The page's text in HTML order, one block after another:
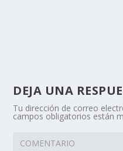
DEJA UNA
Tu dirección de correo
campos obligatorios están